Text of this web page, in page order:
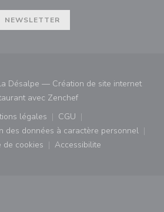
NEWSLETTER
Désalpe — Création de site internet
avec Zenchef((ouvre une nouvelle
légales
((ouvre une nouvelle fenêtre))
CGU
((ouvre une nouvelle
des données à caractère personnel
((ouvre une nouvelle fenêtre))
de cookies
((ouvre une nouvelle fenêtre))
Accessibilite
((ouvre une nouvelle